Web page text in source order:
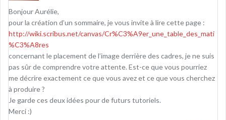
Bonjour Aurélie,
pour la création d’un sommaire, je vous invite à lire cette page :
http://wiki.scribus.net/canvas/Cr%C3%A9er_une_table_des_mati
%C3%A8res
concernant le placement de l’image derrière des cadres, je ne suis
pas sûr de comprendre votre attente. Est-ce que vous pourriez
me décrire exactement ce que vous avez et ce que vous cherchez
à produire ?
Je garde ces deux idées pour de futurs tutoriels.
Merci :)